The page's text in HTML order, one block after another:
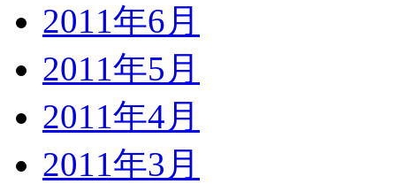
2011年6月
2011年5月
2011年4月
2011年3月